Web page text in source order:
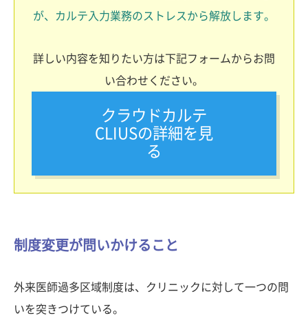
が、カルテ入力業務のストレスから解放します。
詳しい内容を知りたい方は下記フォームからお問
い合わせください。
クラウドカルテ
CLIUSの詳細を見
る
制度変更が問いかけること
外来医師過多区域制度は、クリニックに対して一つの問
いを突きつけている。